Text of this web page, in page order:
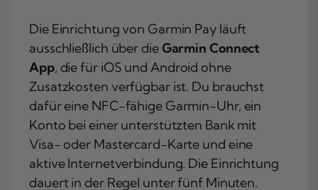
Die Einrichtung von Garmin Pay läuft
ausschließlich über dieGarmin Connect
App, die für iOS und Android ohne
Zusatzkosten verfügbar ist. Du brauchst
dafür eine NFC-fähige Garmin-Uhr, ein
Konto bei einer unterstützten Bank mit
Visa- oder Mastercard-Karte und eine
aktive Internetverbindung. Die Einrichtung
dauert in der Regel unter fünf Minuten.